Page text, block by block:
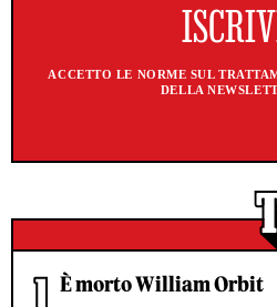
ACCETTO LE NORME SUL
DELLA
È morto William Orbit